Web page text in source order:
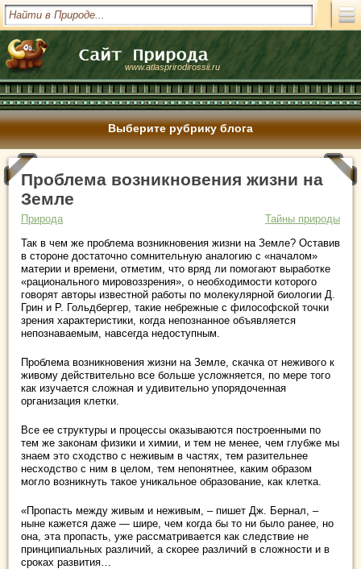
www.atlasprirodirossii.ru
Выберите рубрику блога
Проблема возникновения жизни на
Земле
Природа
Тайны природы
Так в чем же проблема возникновения жизни на Земле? Оставив
в стороне достаточно сомнительную аналогию с «началом»
материи и времени, отметим, что вряд ли помогают выработке
«рационального мировоззрения», о необходимости которого
говорят авторы известной работы по молекулярной биологии Д.
Грин и Р. Гольдбергер, такие небрежные с философской точки
зрения характеристики, когда непознанное объявляется
непознаваемым, навсегда недоступным.
Проблема возникновения жизни на Земле, скачка от неживого к
живому действительно все больше усложняется, по мере того
как изучается сложная и удивительно упорядоченная
организация клетки.
Все ее структуры и процессы оказываются построенными по
тем же законам физики и химии, и тем не менее, чем глубже мы
знаем это сходство с неживым в частях, тем разительнее
несходство с ним в целом, тем непонятнее, каким образом
могло возникнуть такое уникальное образование, как клетка.
«Пропасть между живым и неживым, – пишет Дж. Бернал, –
ныне кажется даже — шире, чем когда бы то ни было ранее, но
она, эта пропасть, уже рассматривается как следствие не
принципиальных различий, а скорее различий в сложности и в
сроках развития…